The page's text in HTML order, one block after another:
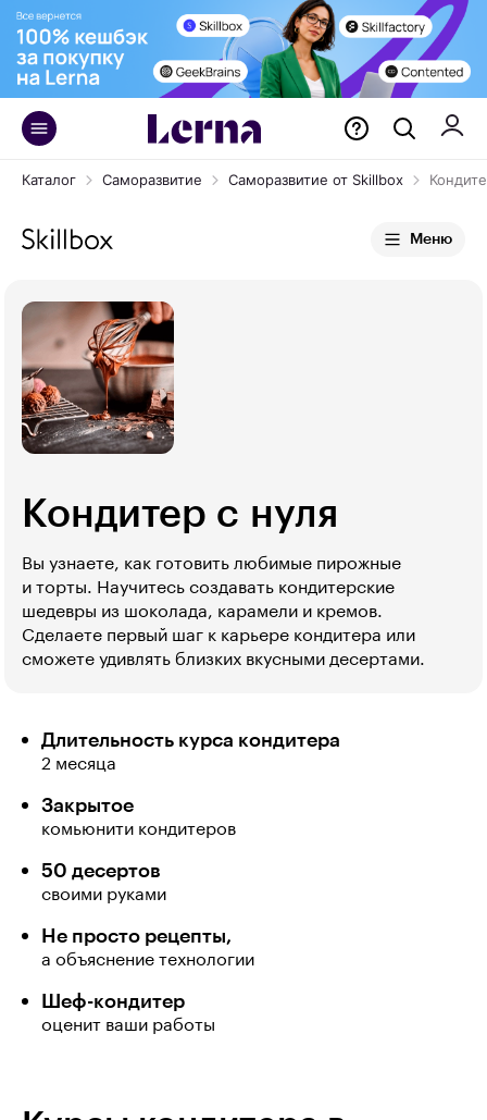
Каталог Саморазвитие Саморазвитие от Skillbox
Меню
Кондитер с нуля
Вы узнаете, как готовить любимые пирожные
и торты. Научитесь создавать кондитерские
шедевры из шоколада, карамели и кремов.
Сделаете первый шаг к карьере кондитера или
сможете удивлять близких вкусными десертами.
Длительность курса кондитера
2 месяца
Закрытое
комьюнити кондитеров
50 десертов
своими руками
Не просто рецепты,
а объяснение технологии
Шеф-кондитер
оценит ваши работы